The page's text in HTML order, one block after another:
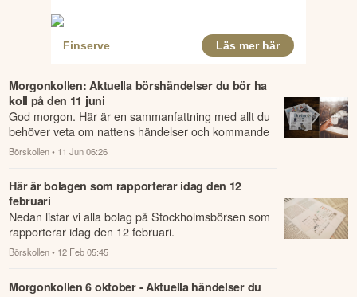
Morgonkollen: Aktuella börshändelser du bör ha
koll på den 11 juni
God morgon. Här är en sammanfattning med allt du
behöver veta om nattens händelser och kommande
dagens viktigaste händelser på börsen.
Börskollen • 11 Jun 06:26
Här är bolagen som rapporterar idag den 12
februari
Nedan listar vi alla bolag på Stockholmsbörsen som
rapporterar idag den 12 februari.
Börskollen • 12 Feb 05:45
Morgonkollen 6 oktober - Aktuella händelser du